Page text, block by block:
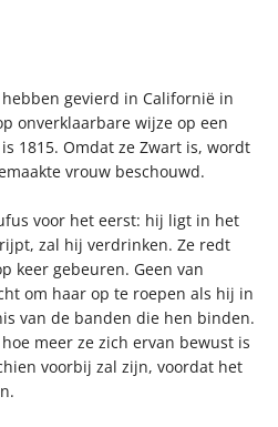
gevierd in Californië in
onverklaarbare wijze op een
1815. Omdat ze Zwart is, wordt
vrouw beschouwd.
voor het eerst: hij ligt in het
zal hij verdrinken. Ze redt
keer gebeuren. Geen van
om haar op te roepen als hij in
van de banden die hen binden.
meer ze zich ervan bewust is
voorbij zal zijn, voordat het